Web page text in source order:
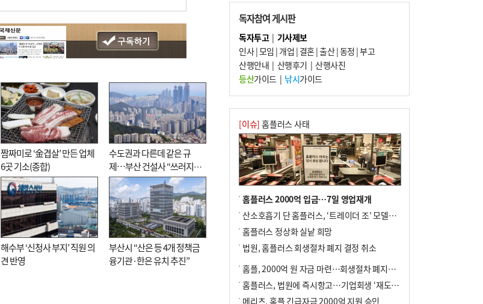
짬짜미로 ‘金겹살’ 만든 업체
6곳 기소(종합)
수도권과 다른데 같은 규
제…부산 건설사 “쓰러지기
직전”
해수부 ‘신청사 부지’ 직원 의
견 반영
부산시 “산은 등 4개 정책금
융기관·한은 유치 추진”
7
오늘의 날씨- 2026년 8월 7일
8
[사설] 해수부 신청사 북항으로 확정, 해양
수도 도약의 전환점
9
외국인 선원 ‘인신매매 경유지’ 된 부산…
우려가 현실로
10 르노 못 타는 부산시장…관용차 규정에 막
힌 지역기업 응원
독자참여 게시판
독자투고| 기사제보
인사|모임 | 개업 | 결혼|출산|동정 |부고
산행안내 | 산행후기 | 산행사진
등산가이드| 낚시가이드
[이슈] 홈플러스 사태
홈플러스 2000억 입금…7일 영업재개
산소호흡기 단 홈플러스, ‘트레이더 조’ 모델로 살아날까
홈플러스 정상화 실낱 희망
법원, 홈플러스 회생절차 폐지 결정 취소
홈플, 2000억 원 자금 마련…회생절차 폐지에 즉시항고(종합)
홈플러스, 법원에 즉시항고…기업회생 ‘재도전’
메리츠, 홈플 긴급자금 2000억 지원 승인